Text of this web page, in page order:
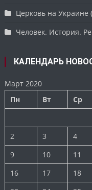
Церковь на Украине
Человек. История.
КАЛЕНДАРЬ
Март 2020
Пн
Вт Ср
2
3 4
9
10 11
16
17 18